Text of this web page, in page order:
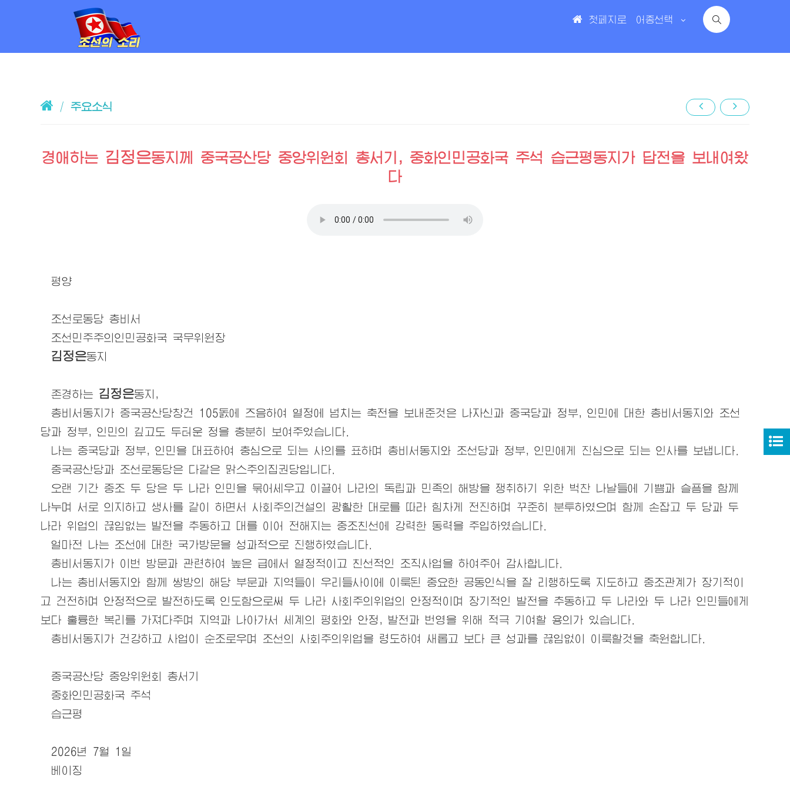
첫페지로 어종선택
/ 주요소식
경애하는 김정은동지 께 중국공산당 중앙위원회 총서기, 중화인민공화국 주석 습근평동지가 답전을 보내여왔
다
평양
조선로동당 총비서
조선민주주의인민공화국 국무위원장
김정은동지
존경하는 김정은동지 ,
총비서동지 가 중국공산당창건 105돐에 즈음하여 열정에 넘치는 축전을 보내준것은 나자신과 중국당과 정부, 인민에 대한 총비서동지 와 조선
당과 정부, 인민의 깊고도 두터운 정을 충분히 보여주었습니다.
나는 중국당과 정부, 인민을 대표하여 충심으로 되는 사의를 표하며 총비서동지 와 조선 당과 정부, 인민에게 진심으로 되는 인사를 보냅니다.
중국공산당과 조선로동당은 다같은 맑스주의집권당입니다.
오랜 기간 중조 두 당은 두 나라 인민을 묶어세우고 이끌어 나라의 독립과 민족의 해방을 쟁취하기 위한 벅찬 나날들에 기쁨과 슬픔을 함께
나누며 서로 의지하고 생사를 같이 하면서 사회주의건설의 광활한 대로를 따라 힘차게 전진하며 꾸준히 분투하였으며 함께 손잡고 두 당과 두
나라 위업의 끊임없는 발전을 추동하고 대를 이어 전해지는 중조친선에 강력한 동력을 주입하였습니다.
얼마전 나는 조선에 대한 국가방문을 성과적으로 진행하였습니다.
총비서동지 가 이번 방문과 관련하여 높은 급에서 열정적이고 친선적인 조직사업을 하여주어 감사합니다.
나는 총비서동지 와 함께 쌍방의 해당 부문과 지역들이 우리 들사이에 이룩된 중요한 공동인식을 잘 리행하도록 지도하고 중조관계가 장기적이
고 건전하며 안정적으로 발전하도록 인도함으로써 두 나라 사회주의위업의 안정적이며 장기적인 발전을 추동하고 두 나라와 두 나라 인민들에게
보다 훌륭한 복리를 가져다주며 지역과 나아가서 세계의 평화와 안정, 발전과 번영을 위해 적극 기여할 용의가 있습니다.
총비서동지 가 건강하고 사업이 순조로우며 조선의 사회주의위업을 령도하여 새롭고 보다 큰 성과를 끊임없이 이룩할것을 축원합니다.
중국공산당 중앙위원회 총서기
중화인민공화국 주석
습근평
2026년 7월 1일
베이징